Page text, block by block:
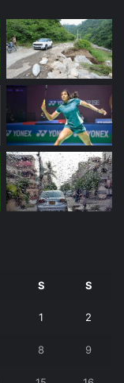
S S
1 2
8 9